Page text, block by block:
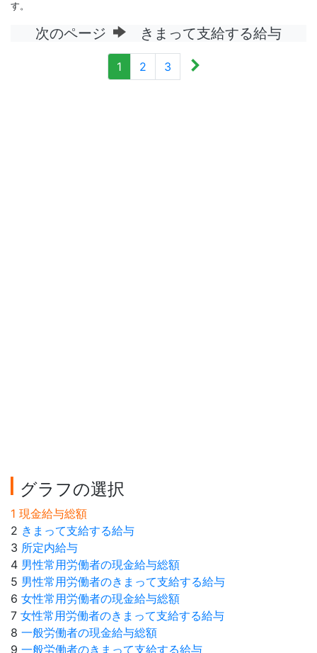
す。
次のページ きまって支給する給与
1 2 3
グラフの選択
1 現金給与総額
2 きまって支給する給与
3 所定内給与
4 男性常用労働者の現金給与総額
5 男性常用労働者のきまって支給する給与
6 女性常用労働者の現金給与総額
7 女性常用労働者のきまって支給する給与
8 一般労働者の現金給与総額
9 一般労働者のきまって支給する給与